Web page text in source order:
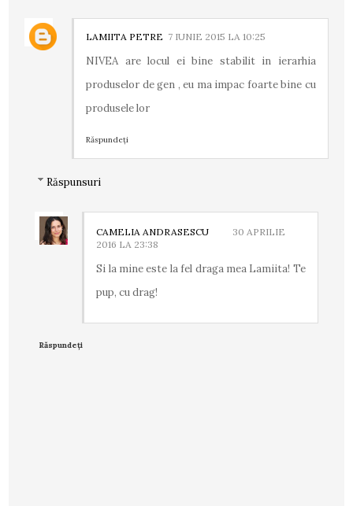
LAMIITA PETRE 7 IUNIE 2015 LA 10:25
NIVEA are locul ei bine stabilit in ierarhia
produselor de gen , eu ma impac foarte bine cu
produsele lor
Răspundeți
Răspunsuri
CAMELIA ANDRASESCU
30 APRILIE
2016 LA 23:38
Si la mine este la fel draga mea Lamiita! Te
pup, cu drag!
Răspundeți